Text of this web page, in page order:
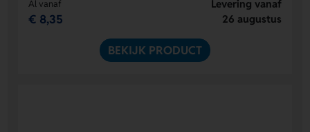
Al vanaf
€ 8,35
Levering vanaf
26 augustus
BEKIJK PRODUCT